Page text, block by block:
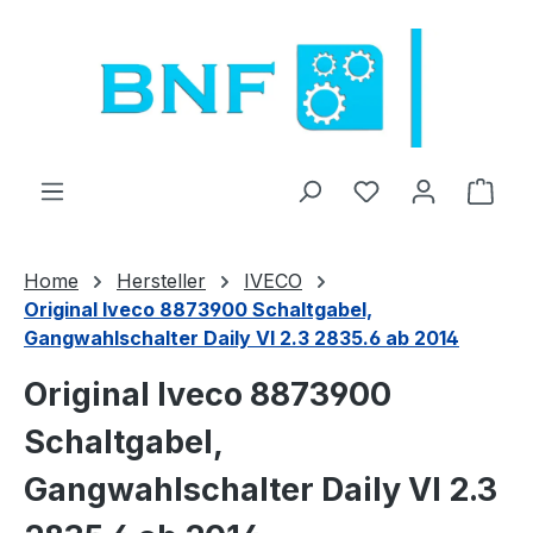
Sinulla on 0
Home Hersteller
IVECO
Original Iveco 8873900 Schaltgabel,
Gangwahlschalter Daily VI 2.3 2835.6 ab 2014
Original Iveco 8873900
Schaltgabel,
Gangwahlschalter Daily VI 2.3